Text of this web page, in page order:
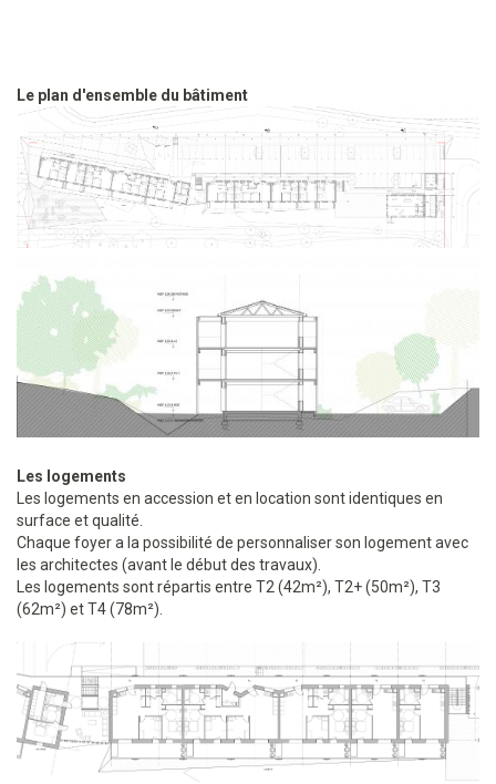
Le plan d'ensemble du bâtiment
Les logements
Les logements en accession et en location sont identiques en
surface et qualité.
Chaque foyer a la possibilité de personnaliser son logement avec
les architectes (avant le début des travaux).
Les logements sont répartis entre T2 (42m²), T2+ (50m²), T3
(62m²) et T4 (78m²).